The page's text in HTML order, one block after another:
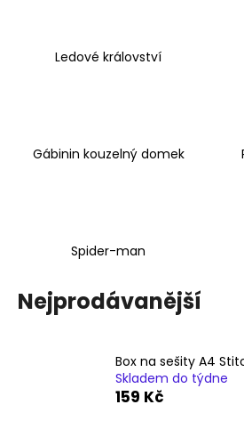
Ledové království
Gábinin kouzelný domek
Spider-man
Nejprodávanější
Box na sešity A4
Skladem do týdne
159 Kč
HLEDAT
e